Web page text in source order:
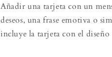
Añadir una tarjeta con un
deseos, una frase emotiva o
incluye la tarjeta con el diseño